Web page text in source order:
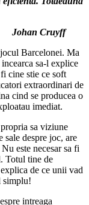
Barcelonei. Ma
sa-l explice
cine stie ce soft
extraordinari de
cind se producea o
imediat.
sa viziune
sale despre joc, are
este necesar sa fi
Totul tine de
de ce unii vad
simplu!
intreaga